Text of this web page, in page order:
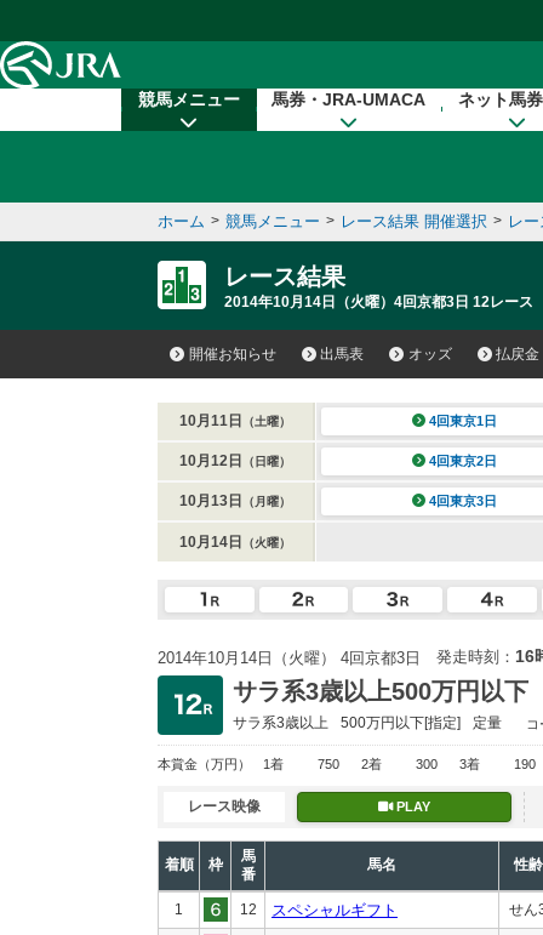
競馬メニュー 馬券・JRA-UMACA ネット馬
ホーム > 競馬メニュー > レース結果 開催選択 > レ
レース結果
2014年10月14日（火曜）4回京都3日 12レース
開催お知らせ 出馬表 オッズ 払戻金
10月11日 （土曜） 4回東京1日
10月12日 （日曜） 4回東京2日
10月13日 （月曜） 4回東京3日
10月14日 （火曜）
2014年10月14日（火曜） 4回京都3日 発走時刻： 16
サラ系3歳以上500万円以下
サラ系3歳以上 500万円以下[指定] 定量
本賞金 （万円） 1着 750 2着 300 3着 190
レース映像 PLAY
着順 枠
馬
番
馬名 性齢
1 12 スペシャルギフト せん